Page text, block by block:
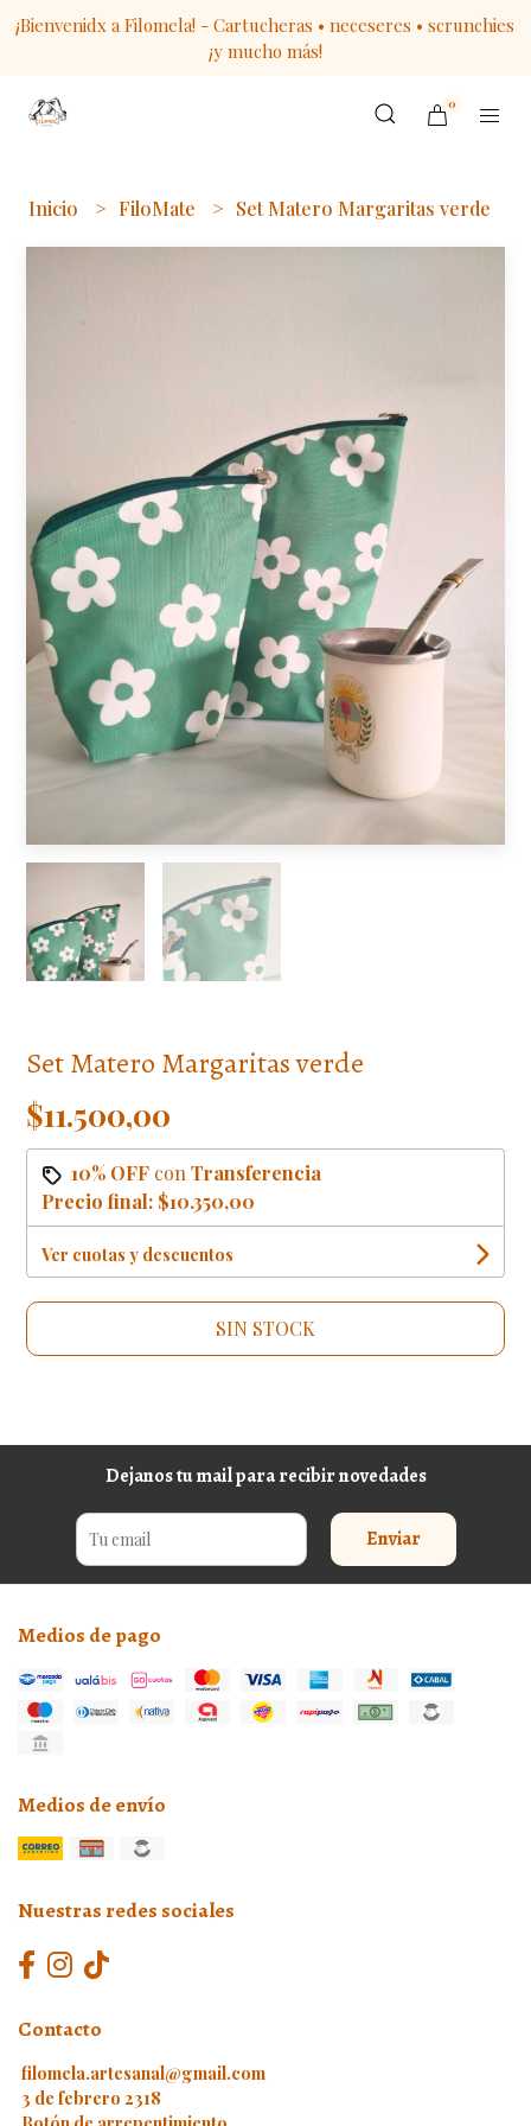
¡Bienvenidx a Filomela! - Cartucheras • neceseres • scrunchies
¡y mucho más!
0
Inicio FiloMate Set Matero Margaritas verde
Set Matero Margaritas verde
$11.500,00
10% OFF conTransferencia
Precio final: $10.350,00
Ver cuotas y descuentos
SIN STOCK
Dejanos tu mail para recibir novedades
Enviar
Medios de pago
Medios de envío
Nuestras redes sociales
Contacto
filomela.artesanal@gmail.com
3 de febrero 2318